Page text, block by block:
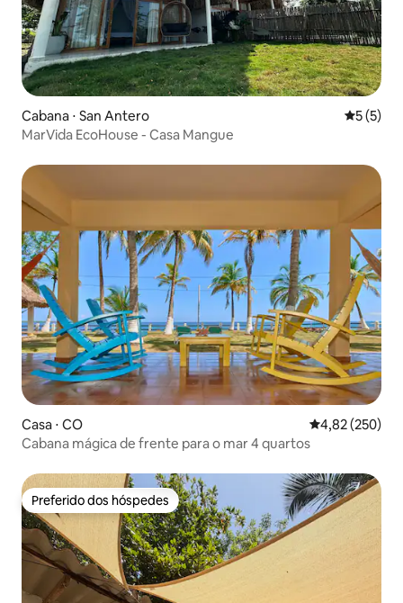
Cabana ⋅ San Antero 5 de
5 (5)
MarVida EcoHouse - Casa Mangue
Casa ⋅ CO 4,82 de uma
4,82 (250)
Cabana mágica de frente para o mar 4 quartos
Preferido dos hóspedes
Preferido dos hóspedes